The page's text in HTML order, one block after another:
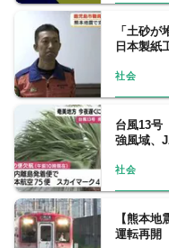
「土砂
日本製紙
社会
台風13
強風域、
社会
【熊本
運転再